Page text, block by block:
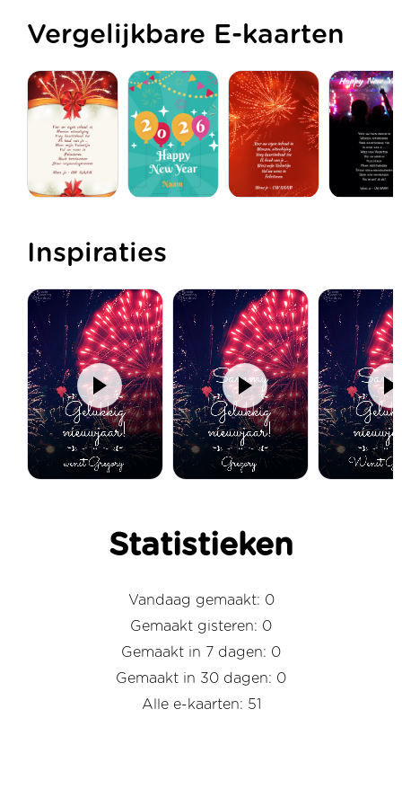
Vergelijkbare E-kaarten
Inspiraties
Statistieken
Vandaag gemaakt: 0
Gemaakt gisteren: 0
Gemaakt in 7 dagen: 0
Gemaakt in 30 dagen: 0
Alle e-kaarten: 51